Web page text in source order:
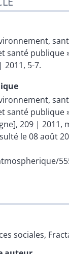
santé publique
2011, 5-7.
santé publique
209 | 2011,
le 08 août
sociales,